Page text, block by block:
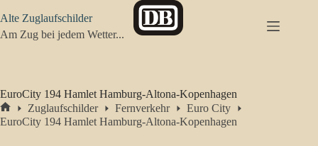
Inhalt
springen
Alte Zuglaufschilder
Am Zug bei jedem Wetter...
EuroCity 194 Hamlet Hamburg-Altona-Kopenhagen
Start
Zuglaufschilder Fernverkehr
Euro City
EuroCity 194 Hamlet Hamburg-Altona-Kopenhagen